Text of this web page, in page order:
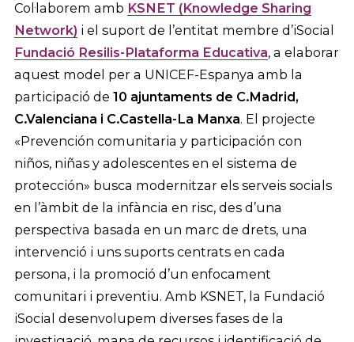
Col·laborem amb KSNET (Knowledge Sharing
Network) i el suport de l’entitat membre d’iSocial
Fundació Resilis-Plataforma Educativa, a elaborar
aquest model per a UNICEF-Espanya amb la
participació de 10 ajuntaments de C.Madrid,
C.Valenciana i C.Castella-La Manxa. El projecte
«Prevención comunitaria y participación con
niños, niñas y adolescentes en el sistema de
protección» busca modernitzar els serveis socials
en l’àmbit de la infància en risc, des d’una
perspectiva basada en un marc de drets, una
intervenció i uns suports centrats en cada
persona, i la promoció d’un enfocament
comunitari i preventiu. Amb KSNET, la Fundació
iSocial desenvolupem diverses fases de la